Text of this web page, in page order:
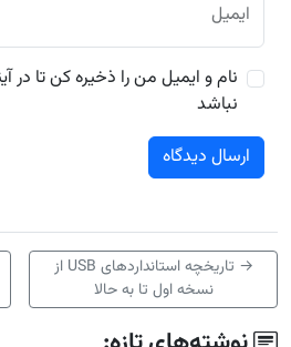
ایمیل
نام و ایمیل من را ذخیره کن تا در
نباشد
→
تاریخچه استانداردهای USB از
نسخه اول تا به حالا